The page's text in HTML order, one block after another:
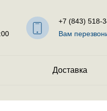
Доставка
+7 (843) 518-
Вам